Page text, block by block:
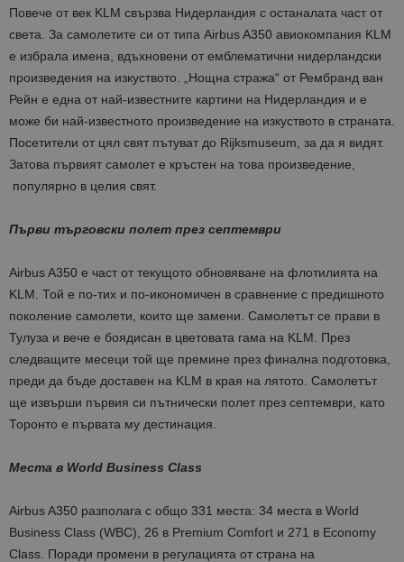
Повече от век KLM свързва Нидерландия с останалата част от
света. За самолетите си от типа Airbus A350 авиокомпания KLM
е избрала имена, вдъхновени от емблематични нидерландски
произведения на изкуството. „Нощна стража“ от Рембранд ван
Рейн е една от най-известните картини на Нидерландия и е
може би най-известното произведение на изкуството в страната.
Посетители от цял ​​свят пътуват до Rijksmuseum, за да я видят.
Затова първият самолет е кръстен на това произведение,
популярно в целия свят.
Първи търговски полет през септември
Airbus A350 е част от текущото обновяване на флотилията на
KLM. Той е по-тих и по-икономичен в сравнение с предишното
поколение самолети, които ще замени. Самолетът се прави в
Тулуза и вече е боядисан в цветовата гама на KLM. През
следващите месеци той ще премине през финална подготовка,
преди да бъде доставен на KLM в края на лятото. Самолетът
ще извърши първия си пътнически полет през септември, като
Торонто е първата му дестинация.
Места в World Business Class
Airbus A350 разполага с общо 331 места: 34 места в World
Business Class (WBC), 26 в Premium Comfort и 271 в Economy
Class. Поради промени в регулацията от страна на